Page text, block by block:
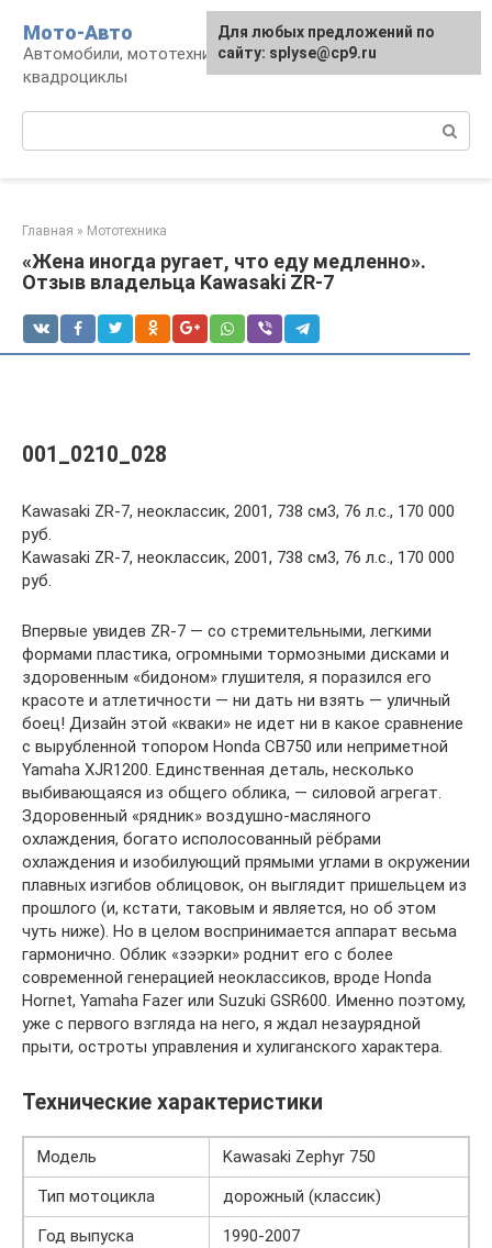
контенту
Мото-Авто
Автомобили, мототехника, снегоходы,
квадроциклы
Главная » Мототехника
«Жена иногда ругает, что еду медленно».
Отзыв владельца Kawasaki ZR-7
001_0210_028
Kawasaki ZR-7, неоклассик, 2001, 738 см3, 76 л.с., 170 000
руб.
Kawasaki ZR-7, неоклассик, 2001, 738 см3, 76 л.с., 170 000
руб.
Впервые увидев ZR-7 — со стремительными, легкими
формами пластика, огромными тормозными дисками и
здоровенным «бидоном» глушителя, я поразился его
красоте и атлетичности — ни дать ни взять — уличный
боец! Дизайн этой «кваки» не идет ни в какое сравнение
с вырубленной топором Honda CB750 или неприметной
Yamaha XJR1200. Единственная деталь, несколько
выбивающаяся из общего облика, — силовой агрегат.
Здоровенный «рядник» воздушно-масляного
охлаждения, богато исполосованный рёбрами
охлаждения и изобилующий прямыми углами в окружении
плавных изгибов облицовок, он выглядит пришельцем из
прошлого (и, кстати, таковым и является, но об этом
чуть ниже). Но в целом воспринимается аппарат весьма
гармонично. Облик «зээрки» роднит его с более
современной генерацией неоклассиков, вроде Honda
Hornet, Yamaha Fazer или Suzuki GSR600. Именно поэтому,
уже с первого взгляда на него, я ждал незаурядной
прыти, остроты управления и хулиганского характера.
Технические характеристики
Модель
Kawasaki Zephyr 750
Тип мотоцикла
дорожный (классик)
Год выпуска
1990-2007
Для любых предложений по
сайту: splyse@cp9.ru